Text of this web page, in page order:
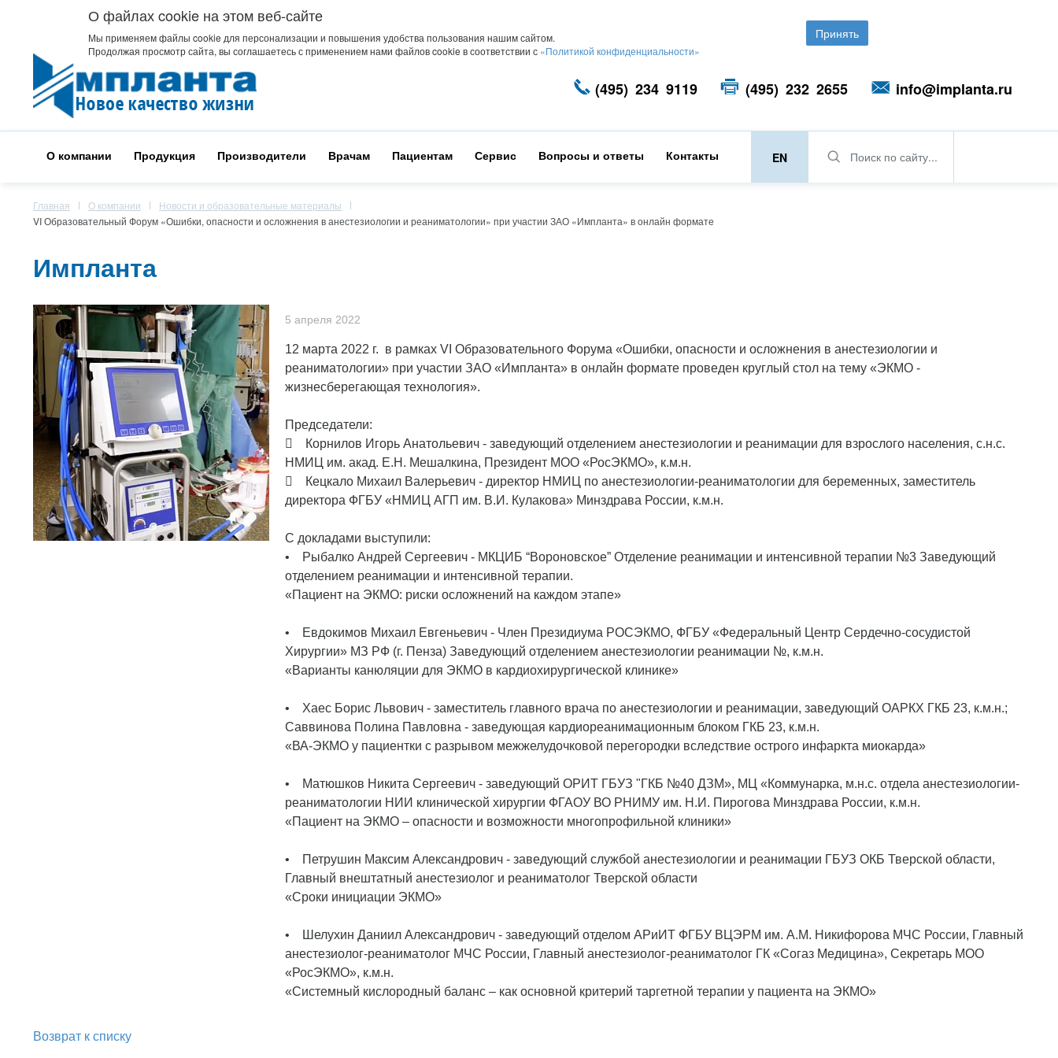
О файлах cookie на этом веб-сайте
Мы применяем файлы cookie для персонализации и повышения удобства пользования нашим сайтом.
Продолжая просмотр сайта, вы соглашаетесь с применением нами файлов cookie в соответствии с «Политикой конфиденциальности»
Принять
(495) 234 9119 (495) 232 2655 info@implanta.ru
О компании Продукция Производители Врачам Пациентам Сервис Вопросы и ответы Контакты EN Поиск по сайту...
Главная О компании
Новости и образовательные материалы
VI Образовательный Форум «Ошибки, опасности и осложнения в анестезиологии и реаниматологии» при участии ЗАО «Импланта» в онлайн формате
Импланта
5 апреля 2022
12 марта 2022 г. в рамках VI Образовательного Форума «Ошибки, опасности и осложнения в анестезиологии и
реаниматологии» при участии ЗАО «Импланта» в онлайн формате проведен круглый стол на тему «ЭКМО -
жизнесберегающая технология».
Председатели:
 Корнилов Игорь Анатольевич - заведующий отделением анестезиологии и реанимации для взрослого населения, с.н.с.
НМИЦ им. акад. Е.Н. Мешалкина, Президент МОО «РосЭКМО», к.м.н.
 Кецкало Михаил Валерьевич - директор НМИЦ по анестезиологии-реаниматологии для беременных, заместитель
директора ФГБУ «НМИЦ АГП им. В.И. Кулакова» Минздрава России, к.м.н.
С докладами выступили:
• Рыбалко Андрей Сергеевич - МКЦИБ “Вороновское” Отделение реанимации и интенсивной терапии №3 Заведующий
отделением реанимации и интенсивной терапии.
«Пациент на ЭКМО: риски осложнений на каждом этапе»
• Евдокимов Михаил Евгеньевич - Член Президиума РОСЭКМО, ФГБУ «Федеральный Центр Сердечно-сосудистой
Хирургии» МЗ РФ (г. Пенза) Заведующий отделением анестезиологии реанимации №, к.м.н.
«Варианты канюляции для ЭКМО в кардиохирургической клинике»
• Хаес Борис Львович - заместитель главного врача по анестезиологии и реанимации, заведующий ОАРКХ ГКБ 23, к.м.н.;
Саввинова Полина Павловна - заведующая кардиореанимационным блоком ГКБ 23, к.м.н.
«ВА-ЭКМО у пациентки с разрывом межжелудочковой перегородки вследствие острого инфаркта миокарда»
• Матюшков Никита Сергеевич - заведующий ОРИТ ГБУЗ "ГКБ №40 ДЗМ», МЦ «Коммунарка, м.н.с. отдела анестезиологии-
реаниматологии НИИ клинической хирургии ФГАОУ ВО РНИМУ им. Н.И. Пирогова Минздрава России, к.м.н.
«Пациент на ЭКМО – опасности и возможности многопрофильной клиники»
• Петрушин Максим Александрович - заведующий службой анестезиологии и реанимации ГБУЗ ОКБ Тверской области,
Главный внештатный анестезиолог и реаниматолог Тверской области
«Сроки инициации ЭКМО»
• Шелухин Даниил Александрович - заведующий отделом АРиИТ ФГБУ ВЦЭРМ им. А.М. Никифорова МЧС России, Главный
анестезиолог-реаниматолог МЧС России, Главный анестезиолог-реаниматолог ГК «Согаз Медицина», Секретарь МОО
«РосЭКМО», к.м.н.
«Системный кислородный баланс – как основной критерий таргетной терапии у пациента на ЭКМО»
Возврат к списку